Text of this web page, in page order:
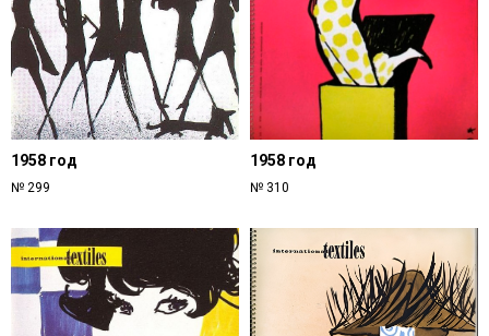
1958 год
№ 299
1958 год
№ 310